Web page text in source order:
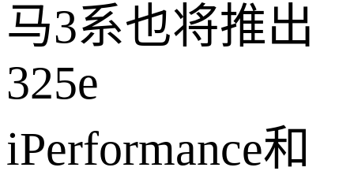
马3系也将推出
325e
iPerformance和